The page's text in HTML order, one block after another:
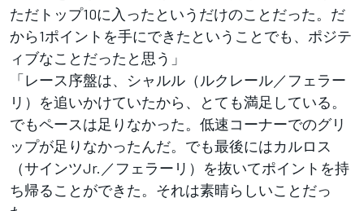
ただトップ10に入ったというだけのことだった。だ
から1ポイントを手にできたということでも、ポジテ
ィブなことだったと思う」
「レース序盤は、シャルル（ルクレール／フェラー
リ）を追いかけていたから、とても満足している。
でもペースは足りなかった。低速コーナーでのグリ
ップが足りなかったんだ。でも最後にはカルロス
（サインツJr.／フェラーリ）を抜いてポイントを持
ち帰ることができた。それは素晴らしいことだっ